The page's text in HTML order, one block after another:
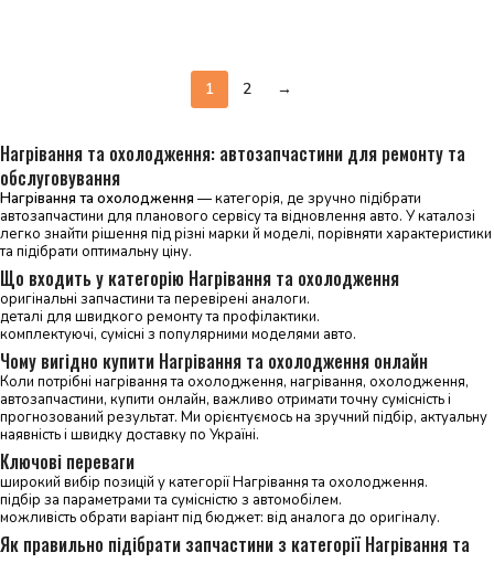
1 2 →
Нагрівання та охолодження: автозапчастини для ремонту та
обслуговування
Нагрівання та охолодження — категорія, де зручно підібрати
автозапчастини для планового сервісу та відновлення авто. У каталозі
легко знайти рішення під різні марки й моделі, порівняти характеристики
та підібрати оптимальну ціну.
Що входить у категорію Нагрівання та охолодження
оригінальні запчастини та перевірені аналоги.
деталі для швидкого ремонту та профілактики.
комплектуючі, сумісні з популярними моделями авто.
Чому вигідно купити Нагрівання та охолодження онлайн
Коли потрібні нагрівання та охолодження, нагрівання, охолодження,
автозапчастини, купити онлайн, важливо отримати точну сумісність і
прогнозований результат. Ми орієнтуємось на зручний підбір, актуальну
наявність і швидку доставку по Україні.
Ключові переваги
широкий вибір позицій у категорії Нагрівання та охолодження.
підбір за параметрами та сумісністю з автомобілем.
можливість обрати варіант під бюджет: від аналога до оригіналу.
Як правильно підібрати запчастини з категорії Нагрівання та